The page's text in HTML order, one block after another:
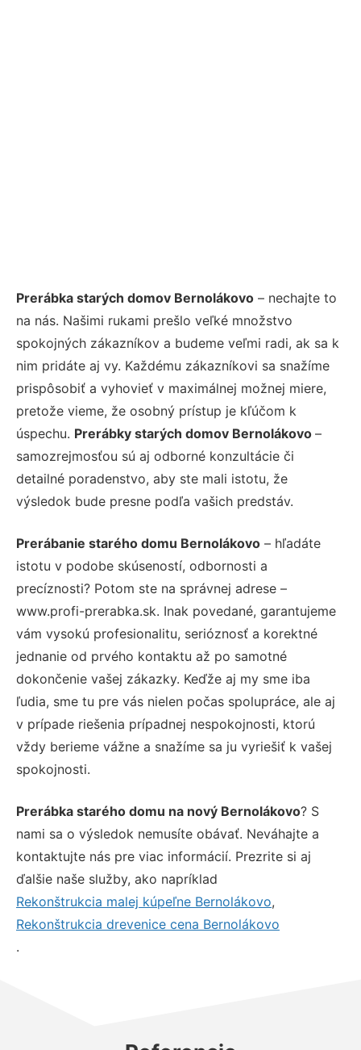
Prerábka starých domov Bernolákovo – nechajte to
na nás. Našimi rukami prešlo veľké množstvo
spokojných zákazníkov a budeme veľmi radi, ak sa k
nim pridáte aj vy. Každému zákazníkovi sa snažíme
prispôsobiť a vyhovieť v maximálnej možnej miere,
pretože vieme, že osobný prístup je kľúčom k
úspechu. Prerábky starých domov Bernolákovo –
samozrejmosťou sú aj odborné konzultácie či
detailné poradenstvo, aby ste mali istotu, že
výsledok bude presne podľa vašich predstáv.
Prerábanie starého domu Bernolákovo – hľadáte
istotu v podobe skúseností, odbornosti a
precíznosti? Potom ste na správnej adrese –
www.profi-prerabka.sk. Inak povedané, garantujeme
vám vysokú profesionalitu, serióznosť a korektné
jednanie od prvého kontaktu až po samotné
dokončenie vašej zákazky. Keďže aj my sme iba
ľudia, sme tu pre vás nielen počas spolupráce, ale aj
v prípade riešenia prípadnej nespokojnosti, ktorú
vždy berieme vážne a snažíme sa ju vyriešiť k vašej
spokojnosti.
Prerábka starého domu na nový Bernolákovo? S
nami sa o výsledok nemusíte obávať. Neváhajte a
kontaktujte nás pre viac informácií. Prezrite si aj
ďalšie naše služby, ako napríklad
Rekonštrukcia malej kúpeľne Bernolákovo,
Rekonštrukcia drevenice cena Bernolákovo
.